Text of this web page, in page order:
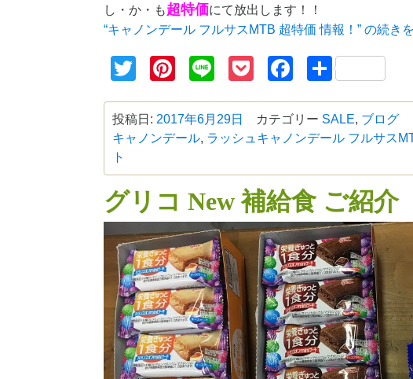
し・か・も超特価にて放出します！！
“キャノンデール フルサスMTB 超特価 情報！” の続き
TwitterPinterest
Line PocketFacebook
共
投稿日: 2017年6月29日 カテゴリー SALE, ブログ
キャノンデール, ラッシュ キャノンデール フルサス
ト
グリコ New 補給食 ご紹介